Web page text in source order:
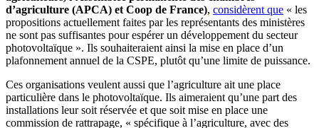
d’agriculture (APCA) et Coop de France), considèrent que « les
propositions actuellement faites par les représentants des ministères
ne sont pas suffisantes pour espérer un développement du secteur
photovoltaïque ». Ils souhaiteraient ainsi la mise en place d’un
plafonnement annuel de la CSPE, plutôt qu’une limite de puissance.
Ces organisations veulent aussi que l’agriculture ait une place
particulière dans le photovoltaïque. Ils aimeraient qu’une part des
installations leur soit réservée et que soit mise en place une
commission de rattrapage, « spécifique à l’agriculture, avec des